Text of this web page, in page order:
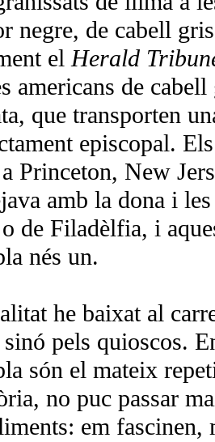
negre, de cabell
el Herald
americans de
que trans­porten
episcopal.
Princeton, New
amb la dona i
de Filadèlfia, i
nés un.
he baixat al
pels quioscos.
són el mateix
no puc passar
em fascinen,